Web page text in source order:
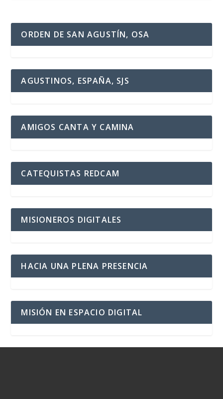
ORDEN DE SAN AGUSTÍN, OSA
AGUSTINOS, ESPAÑA, SJS
AMIGOS CANTA Y CAMINA
CATEQUISTAS REDCAM
MISIONEROS DIGITALES
HACIA UNA PLENA PRESENCIA
MISIÓN EN ESPACIO DIGITAL